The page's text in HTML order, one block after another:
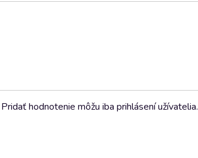
Pridať hodnotenie môžu iba prihlásení užívatelia.